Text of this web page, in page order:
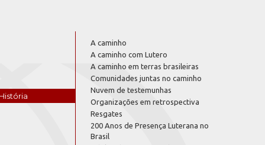
A caminho
A caminho com Lutero
A caminho em terras brasileiras
Comunidades juntas no caminho
Nuvem de testemunhas
Organizações em retrospectiva
Resgates
200 Anos de Presença Luterana no
Brasil